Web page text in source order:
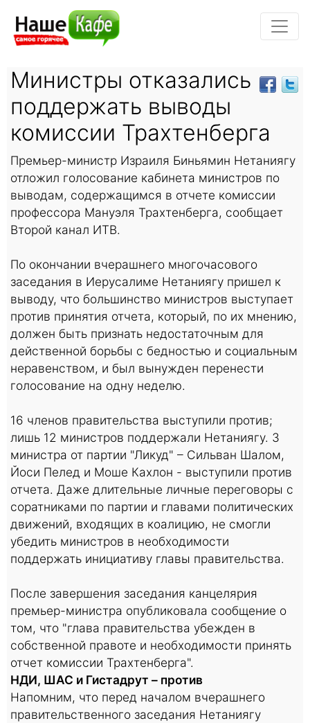
Министры отказались
поддержать выводы
комиссии Трахтенберга
Премьер-министр Израиля Биньямин Нетаниягу
отложил голосование кабинета министров по
выводам, содержащимся в отчете комиссии
профессора Мануэля Трахтенберга, сообщает
Второй канал ИТВ.
По окончании вчерашнего многочасового
заседания в Иерусалиме Нетаниягу пришел к
выводу, что большинство министров выступает
против принятия отчета, который, по их мнению,
должен быть признать недостаточным для
действенной борьбы с бедностью и социальным
неравенством, и был вынужден перенести
голосование на одну неделю.
16 членов правительства выступили против;
лишь 12 министров поддержали Нетаниягу. 3
министра от партии "Ликуд" – Сильван Шалом,
Йоси Пелед и Моше Кахлон - выступили против
отчета. Даже длительные личные переговоры с
соратниками по партии и главами политических
движений, входящих в коалицию, не смогли
убедить министров в необходимости
поддержать инициативу главы правительства.
После завершения заседания канцелярия
премьер-министра опубликовала сообщение о
том, что "глава правительства убежден в
собственной правоте и необходимости принять
отчет комиссии Трахтенберга".
НДИ, ШАС и Гистадрут – против
Напомним, что перед началом вчерашнего
правительственного заседания Нетаниягу